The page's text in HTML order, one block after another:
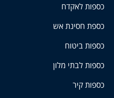
כספות לאקדח
כספת חסינת אש
כספות ביטוח
כספות לבתי מלון
כספות קיר